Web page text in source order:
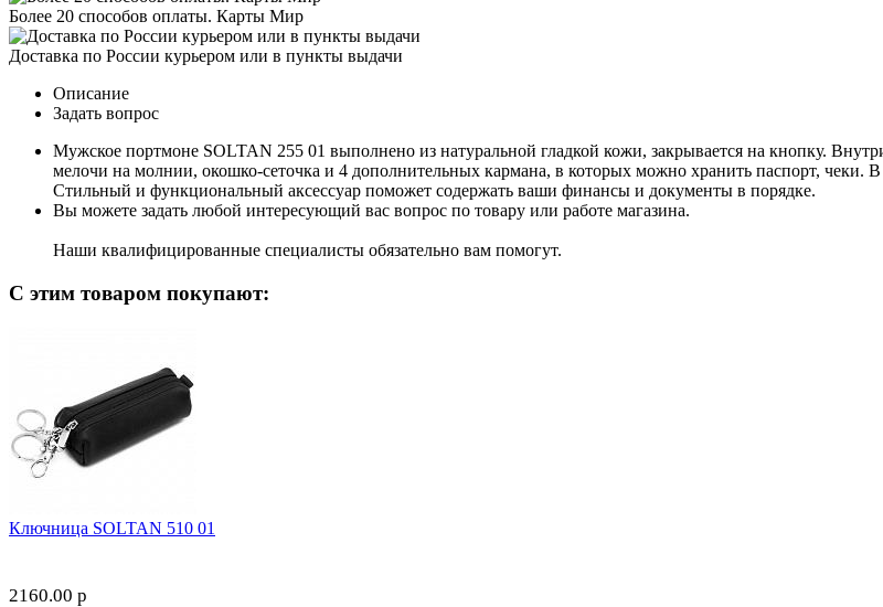
Более 20 способов оплаты. Карты Мир
Доставка по России курьером или в пункты выдачи
Описание
Задать вопрос
Мужское портмоне SOLTAN 255 01 выполнено из натуральной гладкой кожи, закрывается на кнопку.
мелочи на молнии, окошко-сеточка и 4 дополнительных кармана, в которых можно хранить паспорт, чеки.
Стильный и функциональный аксессуар поможет содержать ваши финансы и документы в порядке.
Вы можете задать любой интересующий вас вопрос по товару или работе магазина.
Наши квалифицированные специалисты обязательно вам помогут.
С этим товаром покупают:
Ключница SOLTAN 510 01
2160.00 p